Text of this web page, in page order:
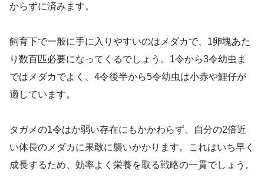
からずに済みます。
飼育下で一般に手に入りやすいのはメダカで、1卵塊あた
り数百匹必要になってくるでしょう。1令から3令幼虫ま
ではメダカでよく、4令後半から5令幼虫は小赤や鯉仔が
適しています。
タガメの1令はか弱い存在にもかかわらず、自分の2倍近
い体長のメダカに果敢に襲いかかります。これはいち早く
成長するため、効率よく栄養を取る戦略の一貫でしょう。